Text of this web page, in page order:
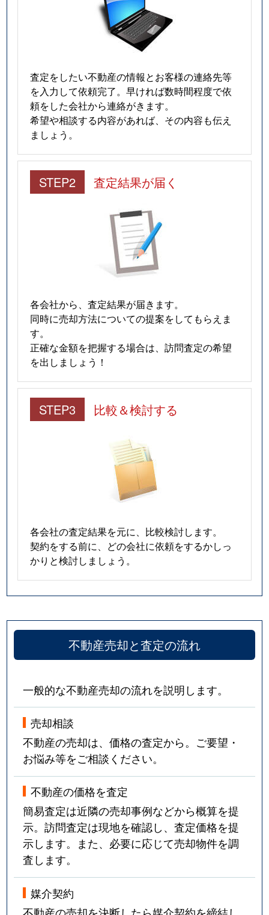
査定をしたい不動産の情報とお客様の連絡先等
を入力して依頼完了。早ければ数時間程度で依
頼をした会社から連絡がきます。
希望や相談する内容があれば、その内容も伝え
ましょう。
STEP2 査定結果が届く
各会社から、査定結果が届きます。
同時に売却方法についての提案をしてもらえま
す。
正確な金額を把握する場合は、訪問査定の希望
を出しましょう！
STEP3 比較＆検討する
各会社の査定結果を元に、比較検討します。
契約をする前に、どの会社に依頼をするかしっ
かりと検討しましょう。
不動産売却と査定の流れ
一般的な不動産売却の流れを説明します。
売却相談
不動産の売却は、価格の査定から。ご要望・
お悩み等をご相談ください。
不動産の価格を査定
簡易査定は近隣の売却事例などから概算を提
示。訪問査定は現地を確認し、査定価格を提
示します。また、必要に応じて売却物件を調
査します。
媒介契約
不動産の売却を決断したら媒介契約を締結し